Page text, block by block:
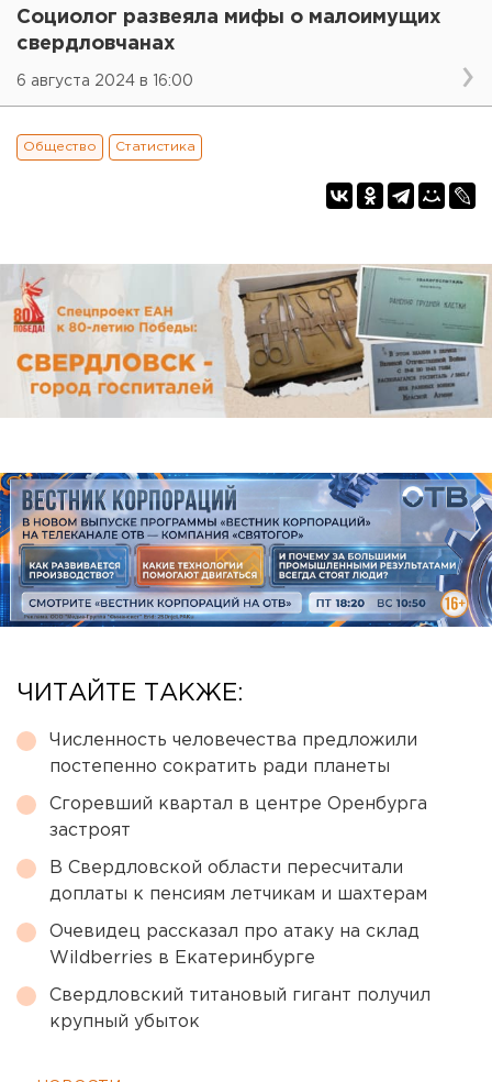
Социолог развеяла мифы о малоимущих
свердловчанах
6 августа 2024 в 16:00
Общество Статистика
ЧИТАЙТЕ ТАКЖЕ:
Численность человечества предложили
постепенно сократить ради планеты
Сгоревший квартал в центре Оренбурга
застроят
В Свердловской области пересчитали
доплаты к пенсиям летчикам и шахтерам
Очевидец рассказал про атаку на склад
Wildberries в Екатеринбурге
Свердловский титановый гигант получил
крупный убыток